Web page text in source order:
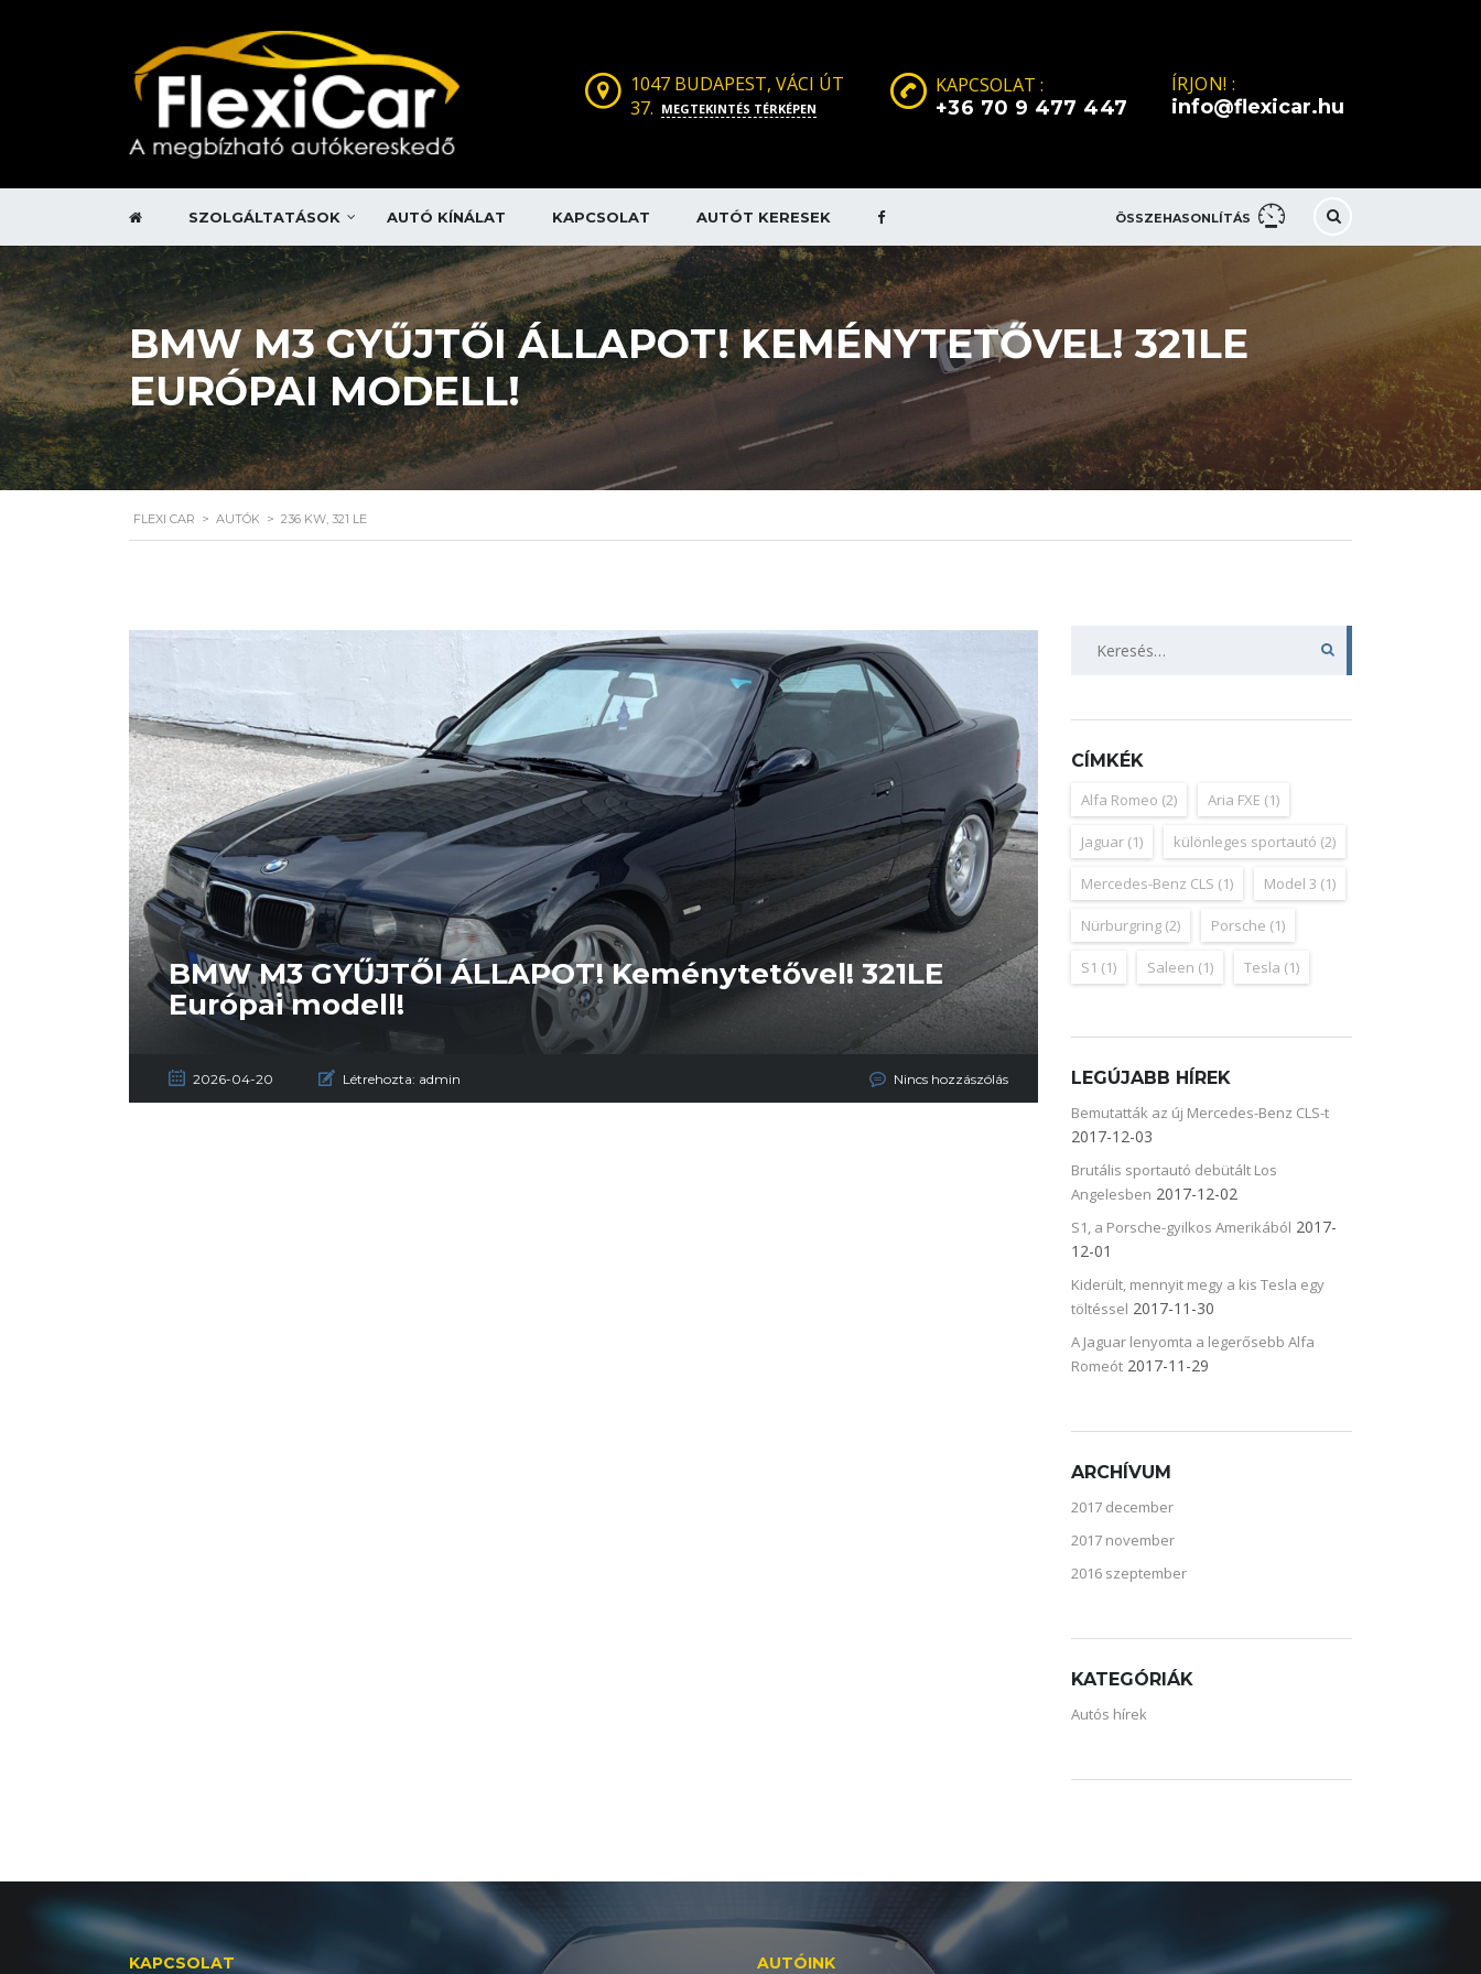
ÍRJON! :
info@flexicar.hu
KAPCSOLAT :
+36 70 9 477 447
1047 BUDAPEST, VÁCI ÚT
37. MEGTEKINTÉS TÉRKÉPEN
ÖSSZEHASONLÍTÁS
SZOLGÁLTATÁSOK AUTÓ KÍNÁLAT KAPCSOLAT AUTÓT KERESEK
BMW M3 GYŰJTŐI ÁLLAPOT! KEMÉNYTETŐVEL! 321LE
EURÓPAI MODELL!
FLEXI CAR > AUTÓK > 236 KW, 321 LE
BMW M3 GYŰJTŐI ÁLLAPOT! Keménytetővel! 321LE
Európai modell!
2026-04-20 Létrehozta: admin Nincs hozzászólás
CÍMKÉK
Alfa Romeo (2) Aria FXE (1)
Jaguar (1) különleges sportautó (2)
Mercedes-Benz CLS (1) Model 3 (1)
Nürburgring (2) Porsche (1)
S1 (1) Saleen (1) Tesla (1)
LEGÚJABB HÍREK
Bemutatták az új Mercedes-Benz CLS-t
2017-12-03
Brutális sportautó debütált Los
Angelesben 2017-12-02
S1, a Porsche-gyilkos Amerikából 2017-
12-01
Kiderült, mennyit megy a kis Tesla egy
töltéssel 2017-11-30
A Jaguar lenyomta a legerősebb Alfa
Romeót 2017-11-29
ARCHÍVUM
2017 december
2017 november
2016 szeptember
KATEGÓRIÁK
Autós hírek
KAPCSOLAT AUTÓINK